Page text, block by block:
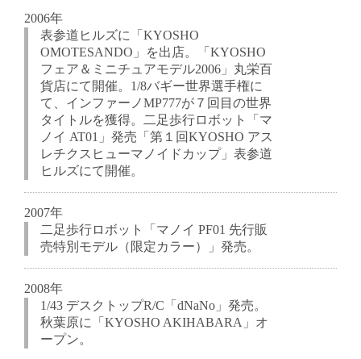
2006年
表参道ヒルズに「KYOSHO
OMOTESANDO」を出店。「KYOSHO
フェア＆ミニチュアモデル2006」丸栄百
貨店にて開催。1/8バギー世界選手権に
て、インファーノMP777が７回目の世界
タイトルを獲得。二足歩行ロボット「マ
ノイ AT01」発売「第１回KYOSHO アス
レチクスヒューマノイドカップ」表参道
ヒルズにて開催。
2007年
二足歩行ロボット「マノイ PF01 先行販
売特別モデル（限定カラー）」発売。
2008年
1/43 デスクトップR/C「dNaNo」発売。
秋葉原に「KYOSHO AKIHABARA」オ
ープン。